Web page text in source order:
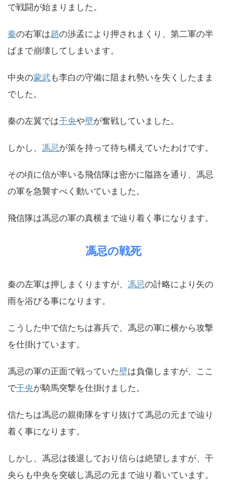
で戦闘が始まりました。
秦の右軍は趙の渉孟により押されまくり、第二軍の半
ばまで崩壊してしまいます。
中央の蒙武も李白の守備に阻まれ勢いを失くしたまま
でした。
秦の左翼では干央や壁が奮戦していました。
しかし、 馮忌が策を持って待ち構えていたわけです。
その頃に信が率いる飛信隊は密かに隘路を通り、馮忌
の軍を急襲すべく動いていました。
飛信隊は馮忌の軍の真横まで辿り着く事になります。
馮忌の戦死
秦の左軍は押しまくりますが、 馮忌の計略により矢の
雨を浴びる事になります。
こうした中で信たちは寡兵で、馮忌の軍に横から攻撃
を仕掛けています。
馮忌の軍の正面で戦っていた壁は負傷しますが、ここ
で干央が騎馬突撃を仕掛けました。
信たちは馮忌の親衛隊をすり抜けて馮忌の元まで辿り
着く事になります。
しかし、馮忌は後退しており信らは絶望しますが、干
央らも中央を突破し馮忌の元まで辿り着いています。